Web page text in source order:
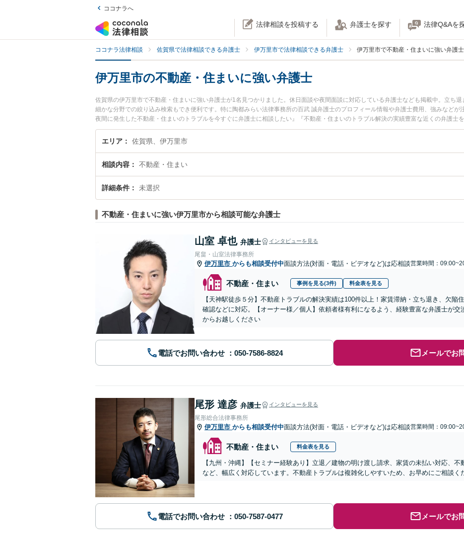
ココナラへ
法律相談を投稿する 弁護士を探す 法律Q&Aを
ココナラ法律相談 佐賀県で法律相談できる弁護士 伊万里市で法律相談できる弁護士 伊万里市で不動産・住まいに強い弁護士
伊万里市の不動産・住まいに強い弁護士
佐賀県の伊万里市で不動産・住まいに強い弁護士が1名見つかりました。休日面談や夜間面談に対応している弁護士なども掲載中。立ち
細かな分野での絞り込み検索もでき便利です。特に陶都みらい法律事務所の百武 誠弁護士のプロフィール情報や弁護士費用、強みなどが
夜間に発生した不動産・住まいのトラブルを今すぐに弁護士に相談したい』『不動産・住まいのトラブル解決の実績豊富な近くの弁護士
住まいを法律相談できる伊万里市内の弁護士に相談予約したい』などでお困りの相談者さんにおすすめです。
エリア 佐賀県、伊万里市
相談内容 不動産・住まい
詳細条件 未選択
不動産・住まいに強い伊万里市から相談可能な弁護士
山室 卓也 弁護士 インタビューを見る
尾畠・山室法律事務所
伊万里市 からも相談受付中面談方法(対面・電話・ビデオなど)は応相談営業時間：
不動産・住まい 事例を見る(3件) 料金表を見る
【天神駅徒歩５分】不動産トラブルの解決実績は100件以上！家賃滞納・立ち退き、欠陥
確認などに対応。【オーナー様／個人】依頼者様有利になるよう、経験豊富な弁護士が交
からお越しください
電話でお問い合わせ メールでお
尾形 達彦 弁護士 インタビューを見る
尾形総合法律事務所
伊万里市 からも相談受付中面談方法(対面・電話・ビデオなど)は応相談営業時間：
不動産・住まい 料金表を見る
【九州・沖縄】【セミナー経験あり】立退／建物の明け渡し請求、家賃の未払い対応、
など、幅広く対応しています。不動産トラブルは複雑化しやすいため、お早めにご相談く
電話でお問い合わせ メールでお